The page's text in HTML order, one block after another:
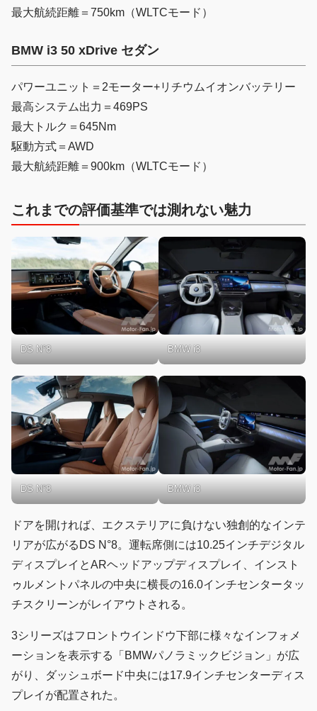
最大航続距離＝750km（WLTCモード）
BMW i3 50 xDrive セダン
パワーユニット＝2モーター+リチウムイオンバッテリー
最高システム出力＝469PS
最大トルク＝645Nm
駆動方式＝AWD
最大航続距離＝900km（WLTCモード）
これまでの評価基準では測れない魅力
DS N°8 BMW i3
DS N°8 BMW i3
ドアを開ければ、エクステリアに負けない独創的なインテ
リアが広がるDS N°8。運転席側には10.25インチデジタル
ディスプレイとARヘッドアップディスプレイ、インスト
ゥルメントパネルの中央に横長の16.0インチセンタータッ
チスクリーンがレイアウトされる。
3シリーズはフロントウインドウ下部に様々なインフォメ
ーションを表示する「BMWパノラミックビジョン」が広
がり、ダッシュボード中央には17.9インチセンターディス
プレイが配置された。